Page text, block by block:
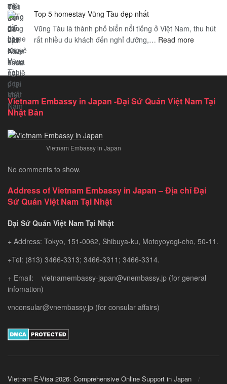
Khách
Quốc
Dẫn
Chi
Du
An
Toàn
quan
đầy
công
Top 5 homestay Vũng Tàu đẹp nhất
Vũng Tàu là thành phố biển nổi tiếng ở Việt Nam, thu hút
rất nhiều du khách đến nghỉ dưỡng,… Read more:
đẹp
Vietnam Embassy in Japan -Đại Sứ Quán Việt Nam Tại
Nhật Bản
Vietnam Embassy in Japan
No comments to show.
Address of Vietnam Embassy in Japan – Địa chỉ Đại
Sứ Quán Việt Nam Tại Nhật
Đại Sứ Quán Việt Nam Tại Nhật
+ Address: Tokyo, 151-0062, Shibuya-ku, Motoyoyogi-cho, 50-11.
+Tel: (813) 3466-3313; 3466-3311; 3466-3314.
+ Email: vietnamembassy-japan@vnembassy.jp (for general
infomation)
vnconsular@vnembassy.jp (for consular affairs)
Vietnam E-Visa 2026: Comprehensive Online Support in Japan